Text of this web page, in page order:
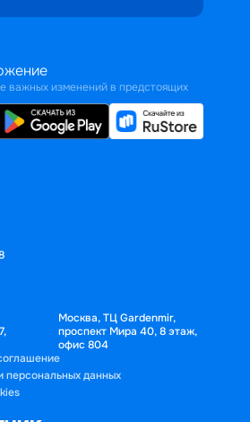
важных изменений в предстоящих
Москва, ТЦ Gardenmir,
проспект Мира 40, 8 этаж,
офис 804
персональных данных